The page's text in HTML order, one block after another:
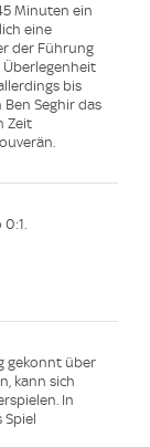
Minuten ein
eine
der Führung
Überlegenheit
bis
Seghir das
Zeit
gekonnt über
kann sich
In
Spiel